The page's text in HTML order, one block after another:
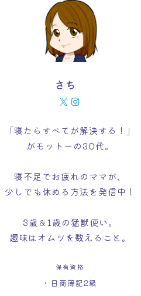
さち
「寝たらすべてが解決する！」
がモットーの30代。
寝不足でお疲れのママが、
少しでも休める方法を発信中！
3歳＆1歳の猛獣使い。
趣味はオムツを数えること。
保有資格
・日商簿記2級